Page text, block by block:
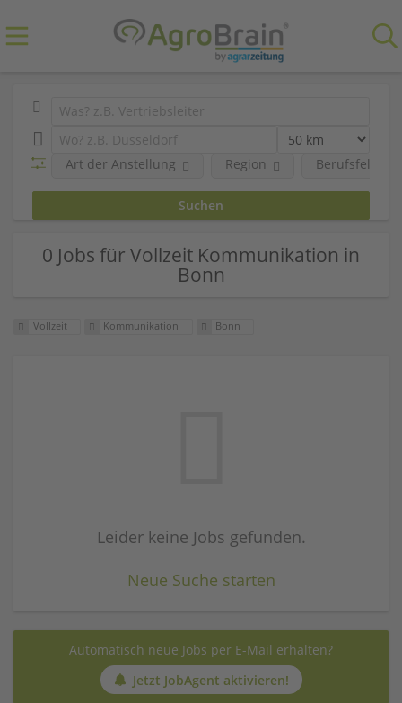
Art der Anstellung Region Berufsfeld
0 Jobs für Vollzeit Kommunikation in
Bonn
Vollzeit Kommunikation Bonn
Leider keine Jobs gefunden.
Neue Suche starten
Automatisch neue Jobs per E-Mail erhalten?
Jetzt JobAgent aktivieren!